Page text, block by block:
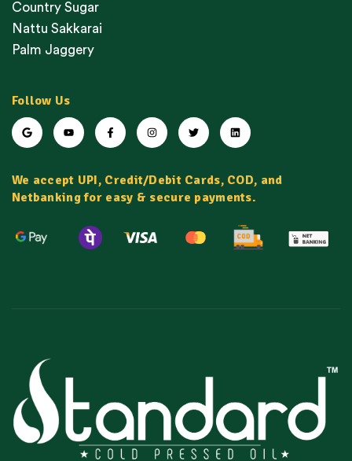
Country Sugar
Nattu Sakkarai
Palm Jaggery
Follow Us
We accept UPI, Credit/Debit Cards, COD, and
Netbanking for easy & secure payments.